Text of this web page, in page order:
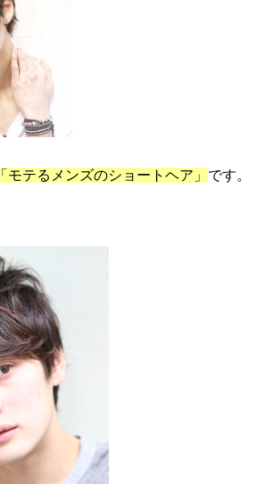
「モテるメンズのショートヘア」 です。